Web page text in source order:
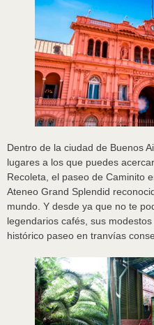
Dentro de la ciudad de Buenos
lugares a los que puedes
Recoleta, el paseo de Caminito
Ateneo Grand Splendid
mundo. Y desde ya que no te
legendarios cafés, sus
histórico paseo en tranvías